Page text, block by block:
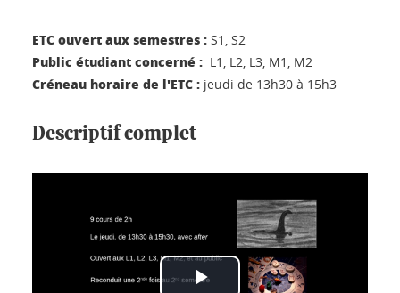
ETC ouvert aux semestres : S1, S2
Public étudiant concerné : L1, L2, L3, M1, M2
Créneau horaire de l'ETC : jeudi de 13h30 à 15h3
Descriptif complet